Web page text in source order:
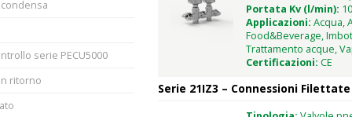
serie PECU5000
ritorno
Portata Kv (l/min):
Applicazioni: Acqua,
Food&Beverage,
Trattamento acque,
Certificazioni: CE
Serie 21IZ3 – Connessioni Filettate